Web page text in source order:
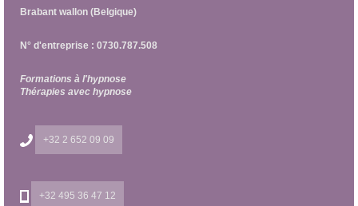
Brabant wallon (Belgique)
N° d'entreprise : 0730.787.508
Formations à l'hypnose
Thérapies avec hypnose
+32 2 652 09 09
+32 495 36 47 12